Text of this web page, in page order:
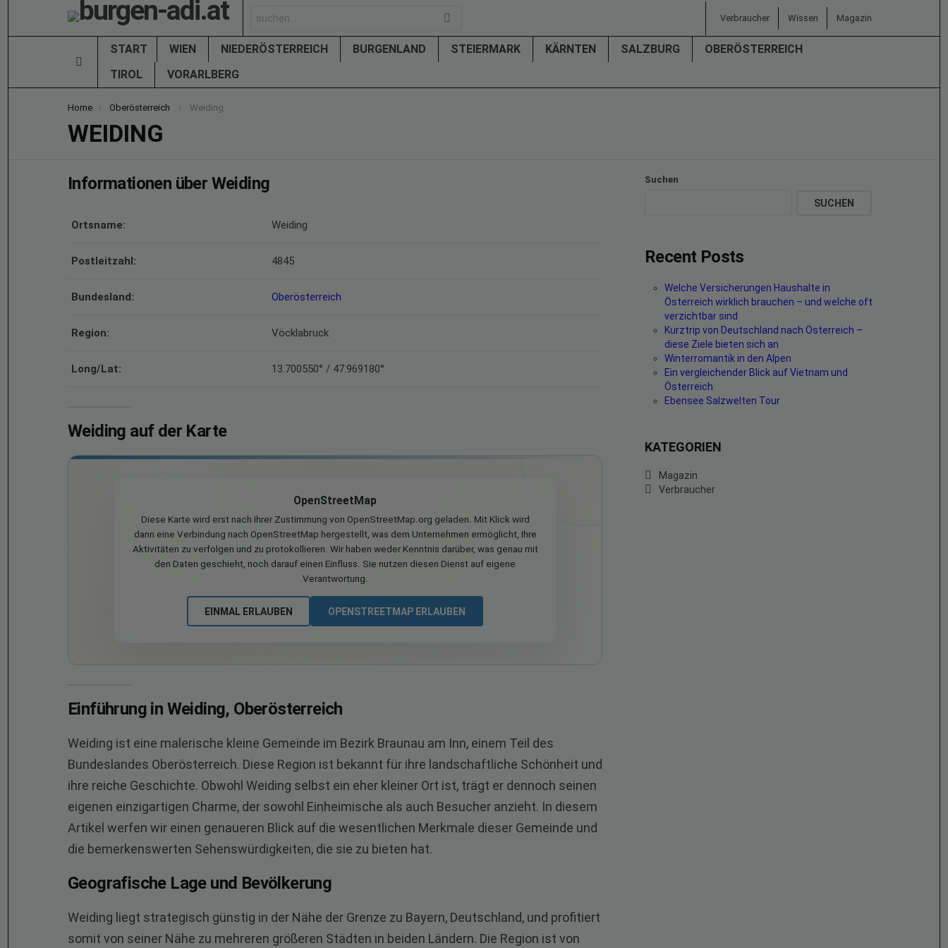
for:
Verbraucher Wissen Magazin
START WIEN NIEDERÖSTERREICH BURGENLAND STEIERMARK KÄRNTEN SALZBURG
OBERÖSTERREICH
TIROL
VORARLBERG
You are here:
Home Oberösterreich Weiding
WEIDING
Informationen über Weiding
Ortsname: Weiding
Postleitzahl: 4845
Bundesland: Oberösterreich
Region: Vöcklabruck
Long/Lat: 13.700550° / 47.969180°
Weiding auf der Karte
OpenStreetMap
Diese Karte wird erst nach Ihrer Zustimmung von OpenStreetMap.org geladen. Mit Klick wird
dann eine Verbindung nach OpenStreetMap hergestellt, was dem Unternehmen ermöglicht, Ihre
Aktivitäten zu verfolgen und zu protokollieren. Wir haben weder Kenntnis darüber, was genau mit
den Daten geschieht, noch darauf einen Einfluss. Sie nutzen diesen Dienst auf eigene
Verantwortung.
EINMAL ERLAUBEN OPENSTREETMAP ERLAUBEN
Einführung in Weiding, Oberösterreich
Weiding ist eine malerische kleine Gemeinde im Bezirk Braunau am Inn, einem Teil des
Bundeslandes Oberösterreich. Diese Region ist bekannt für ihre landschaftliche Schönheit und
ihre reiche Geschichte. Obwohl Weiding selbst ein eher kleiner Ort ist, trägt er dennoch seinen
eigenen einzigartigen Charme, der sowohl Einheimische als auch Besucher anzieht. In diesem
Artikel werfen wir einen genaueren Blick auf die wesentlichen Merkmale dieser Gemeinde und
die bemerkenswerten Sehenswürdigkeiten, die sie zu bieten hat.
Geografische Lage und Bevölkerung
Weiding liegt strategisch günstig in der Nähe der Grenze zu Bayern, Deutschland, und profitiert
somit von seiner Nähe zu mehreren größeren Städten in beiden Ländern. Die Region ist von
Suchen
SUCHEN
Recent Posts
Welche Versicherungen Haushalte in
Österreich wirklich brauchen – und welche oft
verzichtbar sind
Kurztrip von Deutschland nach Österreich –
diese Ziele bieten sich an
Winterromantik in den Alpen
Ein vergleichender Blick auf Vietnam und
Österreich
Ebensee Salzwelten Tour
KATEGORIEN
Magazin
Verbraucher